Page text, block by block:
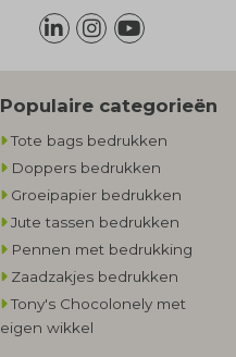
Populaire categorieën
Tote bags bedrukken
Doppers bedrukken
Groeipapier bedrukken
Jute tassen bedrukken
Pennen met bedrukking
Zaadzakjes bedrukken
Tony's Chocolonely met
eigen wikkel